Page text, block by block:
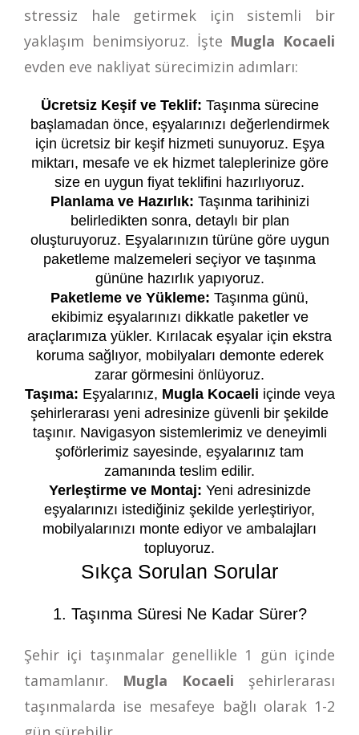
stressiz hale getirmek için sistemli bir
yaklaşım benimsiyoruz. İşte Mugla Kocaeli
evden eve nakliyat sürecimizin adımları:
Ücretsiz Keşif ve Teklif: Taşınma sürecine
başlamadan önce, eşyalarınızı değerlendirmek
için ücretsiz bir keşif hizmeti sunuyoruz. Eşya
miktarı, mesafe ve ek hizmet taleplerinize göre
size en uygun fiyat teklifini hazırlıyoruz.
Planlama ve Hazırlık: Taşınma tarihinizi
belirledikten sonra, detaylı bir plan
oluşturuyoruz. Eşyalarınızın türüne göre uygun
paketleme malzemeleri seçiyor ve taşınma
gününe hazırlık yapıyoruz.
Paketleme ve Yükleme: Taşınma günü,
ekibimiz eşyalarınızı dikkatle paketler ve
araçlarımıza yükler. Kırılacak eşyalar için ekstra
koruma sağlıyor, mobilyaları demonte ederek
zarar görmesini önlüyoruz.
Taşıma: Eşyalarınız, Mugla Kocaeli içinde veya
şehirlerarası yeni adresinize güvenli bir şekilde
taşınır. Navigasyon sistemlerimiz ve deneyimli
şoförlerimiz sayesinde, eşyalarınız tam
zamanında teslim edilir.
Yerleştirme ve Montaj: Yeni adresinizde
eşyalarınızı istediğiniz şekilde yerleştiriyor,
mobilyalarınızı monte ediyor ve ambalajları
topluyoruz.
Sıkça Sorulan Sorular
1. Taşınma Süresi Ne Kadar Sürer?
Şehir içi taşınmalar genellikle 1 gün içinde
tamamlanır. Mugla Kocaeli şehirlerarası
taşınmalarda ise mesafeye bağlı olarak 1-2